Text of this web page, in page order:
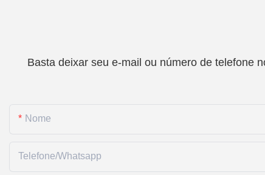
Basta deixar seu e-mail ou número de telefone
Nome
Telefone/whatsapp